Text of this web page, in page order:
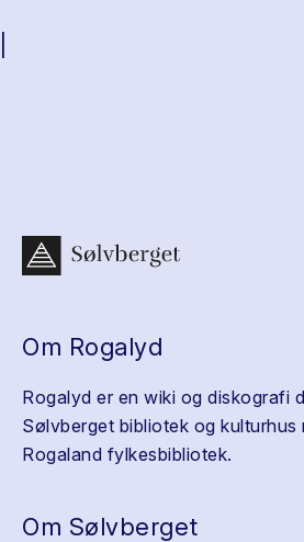
Om Rogalyd
Rogalyd er en wiki og diskografi
Sølvberget bibliotek og
Rogaland fylkesbibliotek.
Om Sølvberget